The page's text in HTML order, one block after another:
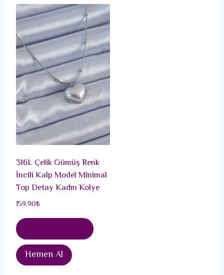
316L Çelik Gümüş Renk
İncili Kalp Model Minimal
Top Detay Kadın Kolye
159.90₺
Hemen Al